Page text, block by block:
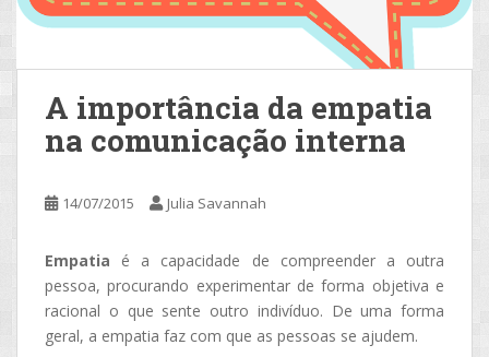
A importância da empatia
na comunicação interna
14/07/2015 Julia Savannah
Empatia é a capacidade de compreender a outra
pessoa, procurando experimentar de forma objetiva e
racional o que sente outro indivíduo. De uma forma
geral, a empatia faz com que as pessoas se ajudem.